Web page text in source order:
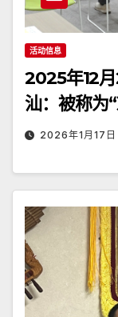
活动信息
2025年12
汕：被称为
2026年1月17日